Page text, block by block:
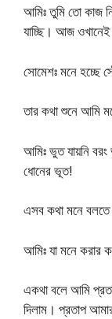
আমিঃ তুমি তো কাজ
যাচ্ছি। আজ
সোমেশঃ মনে হচ্ছে
তার কথা শুনে আমি
আমিঃ ভুত যায়নি
ধোনের ভূত!
এসব কথা মনে
আমিঃ যা মনে করার
একথা বলে আমি
দিলাম। প্রতাপ